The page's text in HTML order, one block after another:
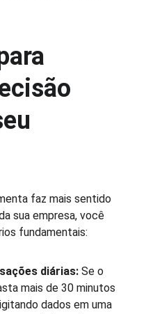
faz mais sentido
sua empresa, você
fundamentais:
diárias: Se o
mais de 30 minutos
dados em uma